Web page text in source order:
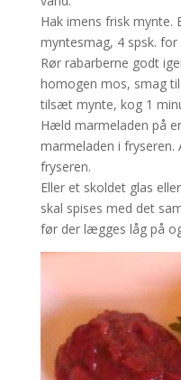
Hak imens frisk mynte.
myntesmag, 4 spsk.
Rør rabarberne godt
homogen mos, smag
tilsæt mynte, kog 1
Hæld marmeladen på
marmeladen i
fryseren.
Eller et skoldet glas
skal spises med det
før der lægges låg på